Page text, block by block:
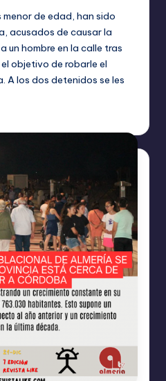
menor de edad, han sido
acusados de causar la
un hombre en la calle tras
objetivo de robarle el
A los dos detenidos se les